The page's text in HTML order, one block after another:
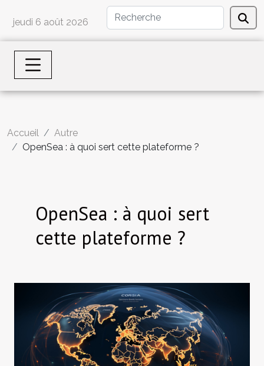
jeudi 6 août 2026
Accueil
Autre
OpenSea : à quoi sert cette plateforme ?
OpenSea : à quoi sert
cette plateforme ?